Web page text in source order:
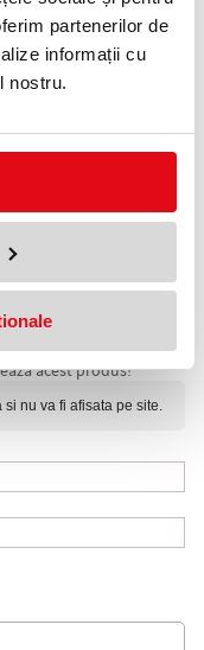
partenerilor de
informații cu
nostru.
listelor de
buzunarul transparent
uri A4 realizate de
PP/PP,
A4, MECANISM
acest produs!
nu va fi afisata pe site.